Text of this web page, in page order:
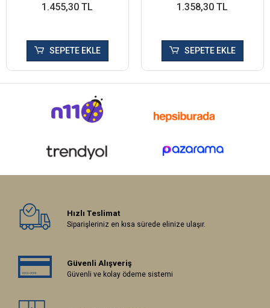
1.455,30 TL
SEPETE EKLE
1.358,30 TL
SEPETE EKLE
Hızlı Teslimat
Siparişleriniz en kısa sürede elinize ulaşır.
Güvenli Alışveriş
Güvenli ve kolay ödeme sistemi